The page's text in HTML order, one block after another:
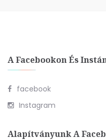
A Facebookon És
facebook
Instagram
Alapítványunk A